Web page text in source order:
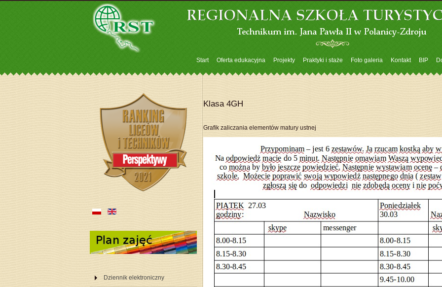
Start Oferta edukacyjna Projekty Praktyki i staże Foto galeria Kontakt BIP
Klasa 4GH
Grafik zaliczania elementów matury ustnej
Dziennik elektroniczny